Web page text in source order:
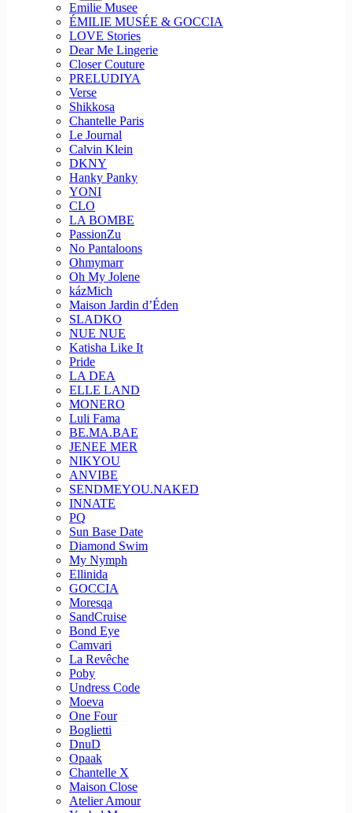
Emilie Musee
ÉMILIE MUSÉE & GOCCIA
LOVE Stories
Dear Me Lingerie
Closer Couture
PRELUDIYA
Verse
Shikkosa
Chantelle Paris
Le Journal
Calvin Klein
DKNY
Hanky Panky
YONI
CLO
LA BOMBE
PassionZu
No Pantaloons
Ohmymarr
Oh My Jolene
kázMich
Maison Jardin d’Éden
SLADKO
NUE NUE
Katisha Like It
Pride
LA DEA
ELLE LAND
MONERO
Luli Fama
BE.MA.BAE
JENEE MER
NIKYOU
ANVIBE
SENDMEYOU.NAKED
INNATE
PQ
Sun Base Date
Diamond Swim
My Nymph
Ellinida
GOCCIA
Moresqa
SandCruise
Bond Eye
Camvari
La Revêche
Poby
Undress Code
Moeva
One Four
Boglietti
DnuD
Opaak
Chantelle X
Maison Close
Atelier Amour